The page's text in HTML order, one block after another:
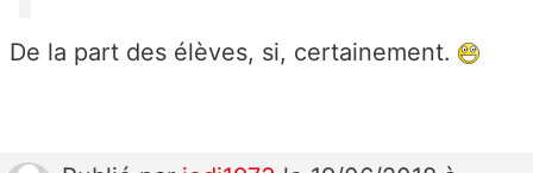
De la part des élèves, si, certainement.